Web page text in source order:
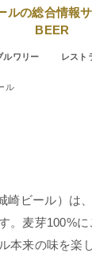
ルワリー レスト
ル
崎ビール）は
。麦芽100%
本来の味を楽